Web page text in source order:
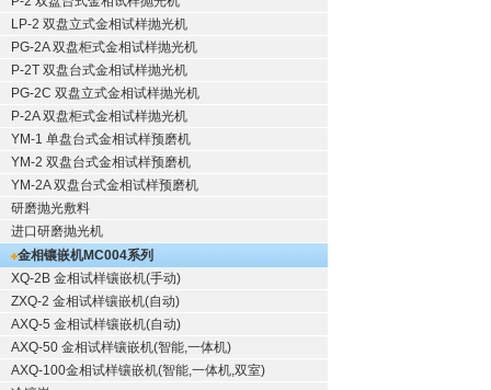
LP-2 双盘立式金相试样抛光机
PG-2A 双盘柜式金相试样抛光机
P-2T 双盘台式金相试样抛光机
PG-2C 双盘立式金相试样抛光机
P-2A 双盘柜式金相试样抛光机
YM-1 单盘台式金相试样预磨机
YM-2 双盘台式金相试样预磨机
YM-2A 双盘台式金相试样预磨机
研磨抛光敷料
进口研磨抛光机
金相镶嵌机MC004系列
XQ-2B 金相试样镶嵌机(手动)
ZXQ-2 金相试样镶嵌机(自动)
AXQ-5 金相试样镶嵌机(自动)
AXQ-50 金相试样镶嵌机(智能,一体机)
AXQ-100金相试样镶嵌机(智能,一体机,双室)